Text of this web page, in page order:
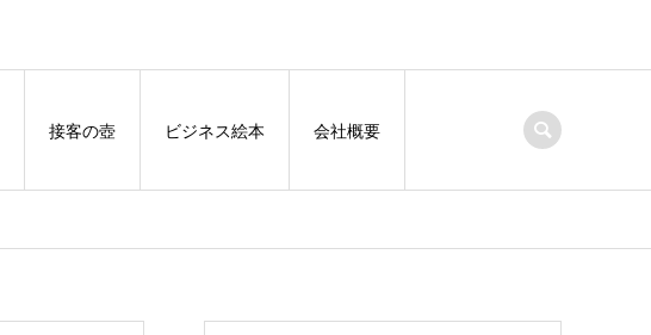
接客の壺 ビジネス絵本 会社概要